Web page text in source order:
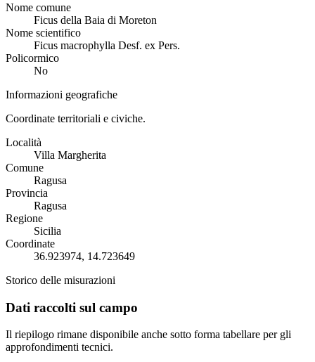
Nome comune
Ficus della Baia di Moreton
Nome scientifico
Ficus macrophylla Desf. ex Pers.
Policormico
No
Informazioni geografiche
Coordinate territoriali e civiche.
Località
Villa Margherita
Comune
Ragusa
Provincia
Ragusa
Regione
Sicilia
Coordinate
36.923974, 14.723649
Storico delle misurazioni
Dati raccolti sul campo
Il riepilogo rimane disponibile anche sotto forma tabellare per gli
approfondimenti tecnici.